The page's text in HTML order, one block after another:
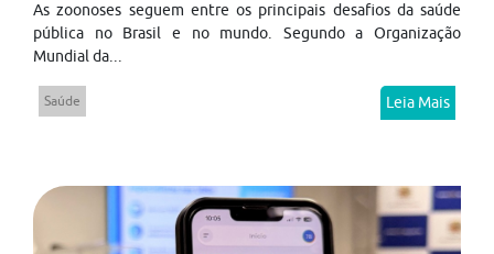
As zoonoses seguem entre os principais desafios da saúde
pública no Brasil e no mundo. Segundo a Organização
Mundial da...
Saúde Leia Mais